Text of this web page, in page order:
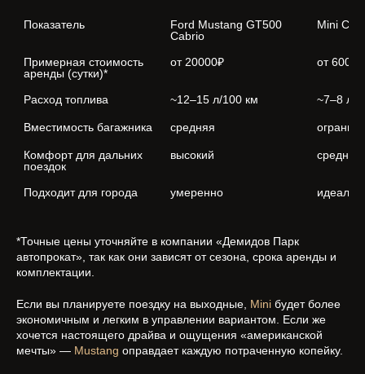
Показатель
Ford Mustang GT500
Cabrio
Mini
Примерная стоимость
аренды (сутки)*
от 20000₽ от 6000₽
Расход топлива ~12–15 л/100 км ~7–8 л/
Вместимость багажника средняя
Комфорт для дальних
поездок
высокий средний
Подходит для города умеренно
*Точные цены уточняйте в компании «Демидов Парк
автопрокат», так как они зависят от сезона, срока аренды и
комплектации.
Если вы планируете поездку на выходные, Mini будет более
экономичным и легким в управлении вариантом. Если же
хочется настоящего драйва и ощущения «американской
мечты» — Mustang оправдает каждую потраченную копейку.